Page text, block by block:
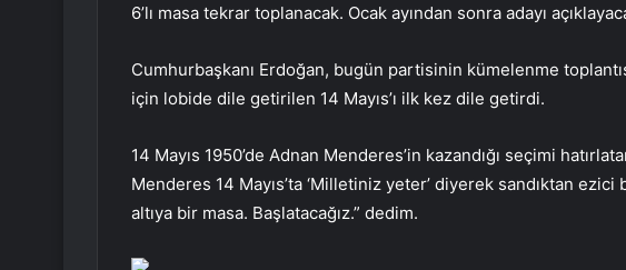
6’lı masa tekrar toplanacak. Ocak ayından sonra adayı
Cumhurbaşkanı Erdoğan, bugün partisinin kümelenme
için lobide dile getirilen 14 Mayıs’ı ilk kez dile getirdi.
14 Mayıs 1950’de Adnan Menderes’in kazandığı seçimi
Menderes 14 Mayıs’ta ‘Milletiniz yeter’ diyerek sandıktan
altıya bir masa. Başlatacağız.” dedim.